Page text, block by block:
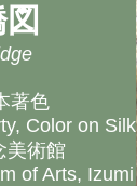
著色
Color on Silk
美術館
of Arts, Izumi
著色
Color on Silk
美術館
of Arts, Izumi
著色
Color on Silk
美術館
of Arts, Izumi